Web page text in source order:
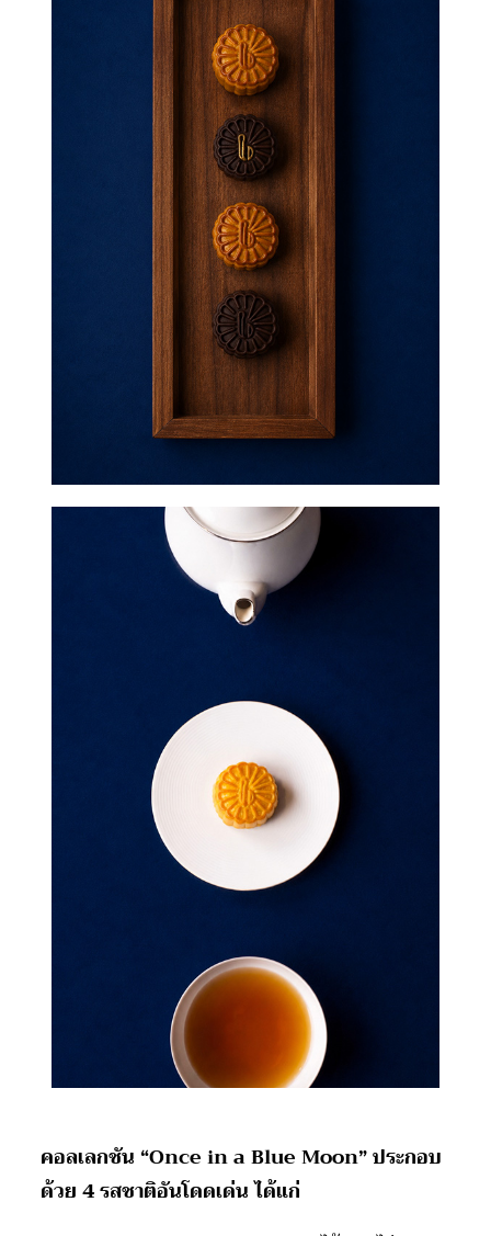
คอลเลกชัน “Once in a Blue Moon” ประกอบ
ด้วย 4 รสชาติอันโดดเด่น ได้แก่